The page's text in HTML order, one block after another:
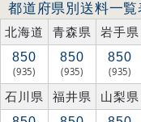
都道府県別送料一覧
北海道
青森県 岩手県
850
(935)
850
(935)
850
(935)
石川県 福井県 山梨県